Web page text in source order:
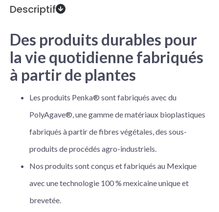
Descriptif
Des produits durables pour
la vie quotidienne fabriqués
à partir de plantes
Les produits Penka® sont fabriqués avec du
PolyAgave®, une gamme de matériaux bioplastiques
fabriqués à partir de fibres végétales, des sous-
produits de procédés agro-industriels.
Nos produits sont conçus et fabriqués au Mexique
avec une technologie 100 % mexicaine unique et
brevetée.